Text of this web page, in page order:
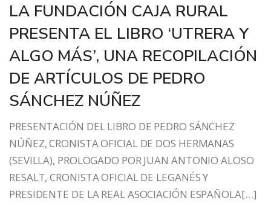
LA FUNDACIÓN CAJA RURAL
PRESENTA EL LIBRO ‘UTRERA Y
ALGO MÁS’, UNA RECOPILACIÓN
DE ARTÍCULOS DE PEDRO
SÁNCHEZ NÚÑEZ
PRESENTACIÓN DEL LIBRO DE PEDRO SÁNCHEZ
NÚÑEZ, CRONISTA OFICIAL DE DOS HERMANAS
(SEVILLA), PROLOGADO POR JUAN ANTONIO ALOSO
RESALT, CRONISTA OFICIAL DE LEGANÉS Y
PRESIDENTE DE LA REAL ASOCIACIÓN ESPAÑOLA[…]